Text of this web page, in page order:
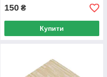
150 ₴
Купити